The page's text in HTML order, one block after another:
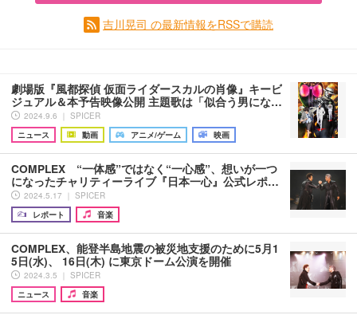
吉川晃司 の最新情報をRSSで購読
劇場版『風都探偵 仮面ライダースカルの肖像』キービ
ジュアル＆本予告映像公開 主題歌は「似合う男にな…
2024.9.6 ｜ SPICER
ニュース
動画 アニメ/ゲーム 映画
COMPLEX “一体感”ではなく“一心感”、想いが一つ
になったチャリティーライブ『日本一心』公式レポ…
2024.5.17 ｜ SPICER
レポート
音楽
COMPLEX、能登半島地震の被災地支援のために5月1
5日(水)、 16日(木) に東京ドーム公演を開催
2024.3.5 ｜ SPICER
ニュース
音楽